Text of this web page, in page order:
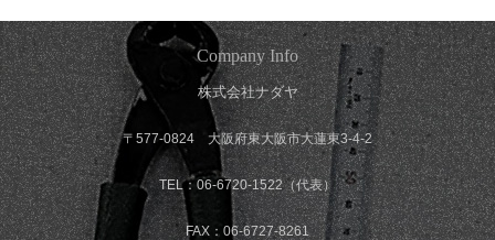
Company Info
株式会社ナダヤ
〒577-0824 大阪府東大阪市大蓮東3-4-2
TEL：06-6720-1522（代表）
FAX：06-6727-8261